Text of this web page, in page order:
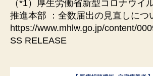
（*1）厚⽣労働省新型コロナウイ
推進本部 ：全数届出の⾒直しにつ
https://www.mhlw.go.jp/content/
SS RELEASE